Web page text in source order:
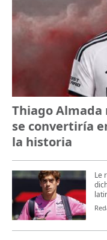
Thiago Almada
se convertiría
la historia
Le